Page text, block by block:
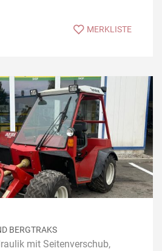
MERKLISTE
BERGTRAKS
mit Seitenverschub,